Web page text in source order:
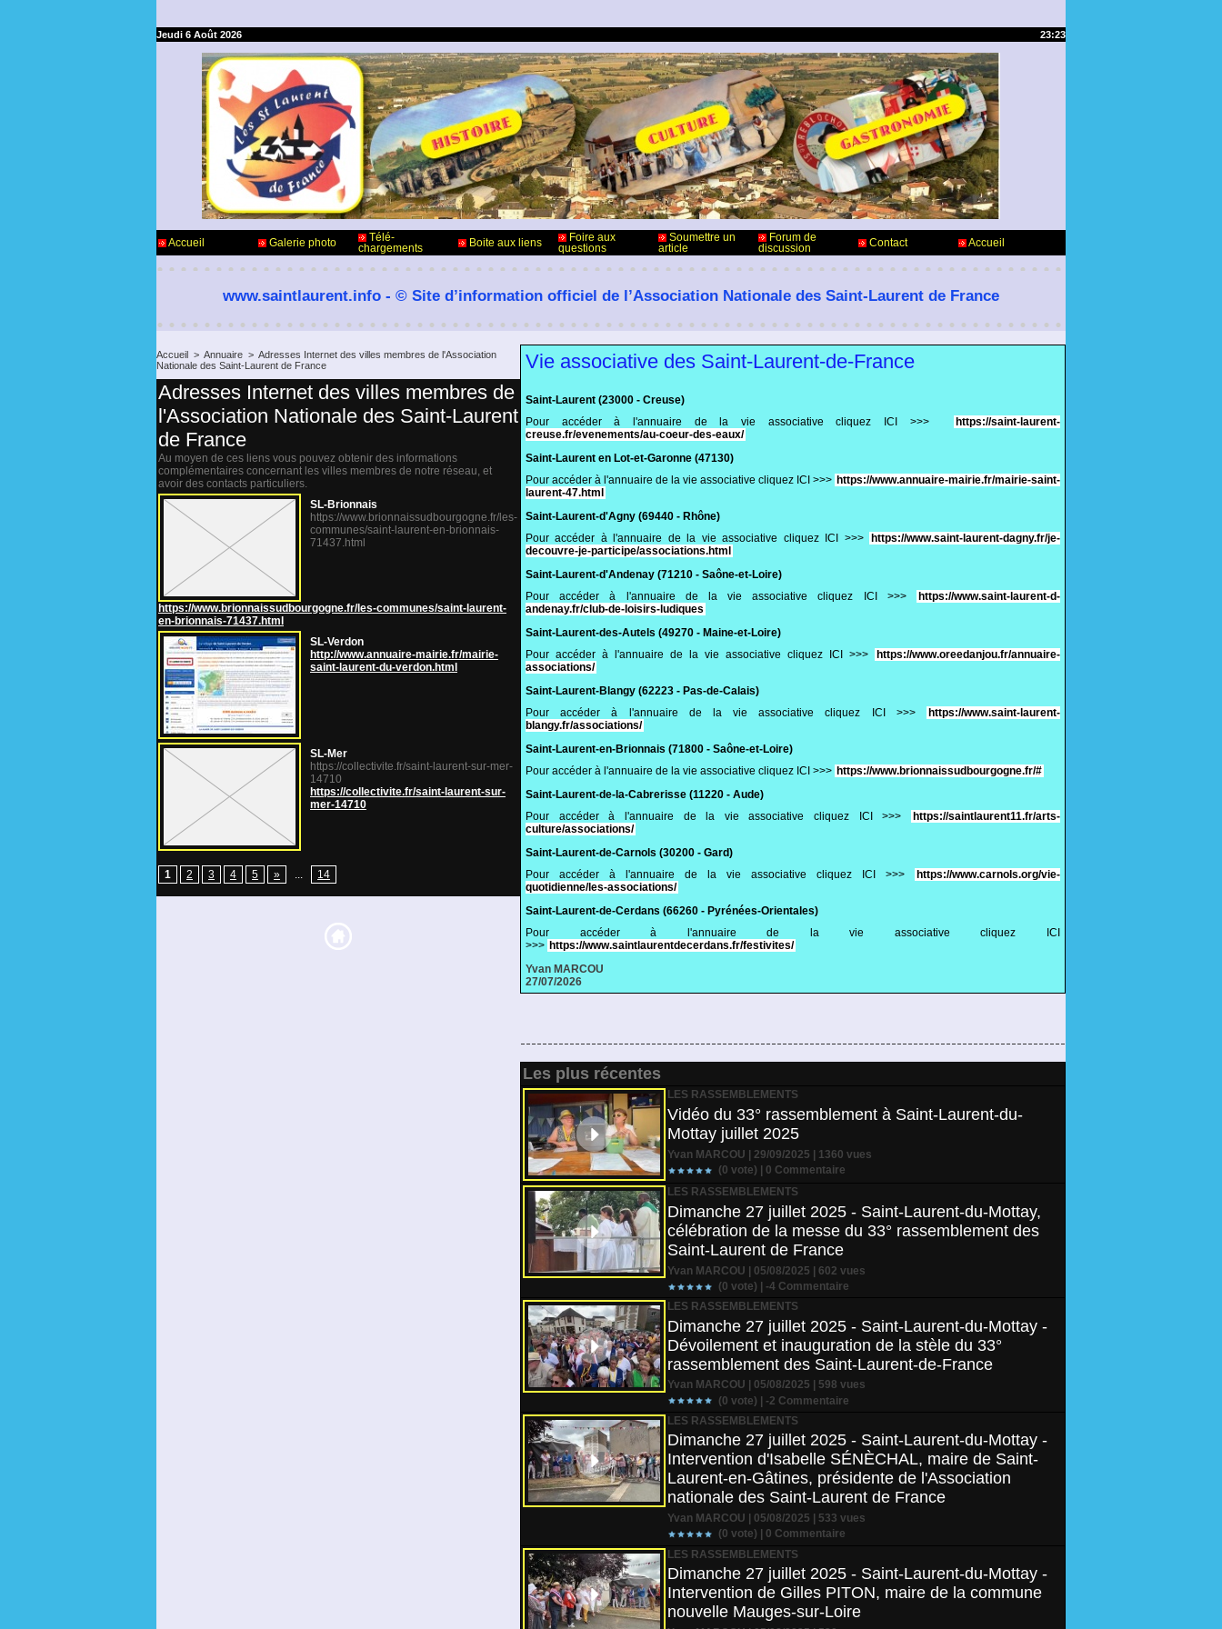
Jeudi 6 Août 2026 23:23
Accueil Galerie photo
Télé-
chargements
Boite aux liens
Foire aux
questions
Soumettre un
article
Forum de
discussion
Contact Accueil
www.saintlaurent.info - © Site d’information officiel de l’Association Nationale des Saint-Laurent de France
Accueil > Annuaire > Adresses Internet des villes membres de l'Association
Nationale des Saint-Laurent de France
Adresses Internet des villes membres de
l'Association Nationale des Saint-Laurent
de France
Au moyen de ces liens vous pouvez obtenir des informations
complémentaires concernant les villes membres de notre réseau, et
avoir des contacts particuliers.
SL-Brionnais
https://www.brionnaissudbourgogne.fr/les-
communes/saint-laurent-en-brionnais-
71437.html
https://www.brionnaissudbourgogne.fr/les-communes/saint-laurent-
en-brionnais-71437.html
SL-Verdon
http://www.annuaire-mairie.fr/mairie-
saint-laurent-du-verdon.html
SL-Mer
https://collectivite.fr/saint-laurent-sur-mer-
14710
https://collectivite.fr/saint-laurent-sur-
mer-14710
1 2 3 4 5 » ... 14
Vie associative des Saint-Laurent-de-France
Saint-Laurent (23000 - Creuse)
Pour accéder à l'annuaire de la vie associative cliquez ICI >>>
https://saint-laurent-
creuse.fr/evenements/au-coeur-des-eaux/
Saint-Laurent en Lot-et-Garonne (47130)
Pour accéder à l'annuaire de la vie associative cliquez ICI >>> https://www.annuaire-mairie.fr/mairie-saint-
laurent-47.html
Saint-Laurent-d'Agny (69440 - Rhône)
Pour accéder à l'annuaire de la vie associative cliquez ICI >>>
https://www.saint-laurent-dagny.fr/je-
decouvre-je-participe/associations.html
Saint-Laurent-d'Andenay (71210 - Saône-et-Loire)
Pour accéder à l'annuaire de la vie associative cliquez ICI >>>
https://www.saint-laurent-d-
andenay.fr/club-de-loisirs-ludiques
Saint-Laurent-des-Autels (49270 - Maine-et-Loire)
Pour accéder à l'annuaire de la vie associative cliquez ICI >>>
https://www.oreedanjou.fr/annuaire-
associations/
Saint-Laurent-Blangy (62223 - Pas-de-Calais)
Pour accéder à l'annuaire de la vie associative cliquez ICI >>>
https://www.saint-laurent-
blangy.fr/associations/
Saint-Laurent-en-Brionnais (71800 - Saône-et-Loire)
Pour accéder à l'annuaire de la vie associative cliquez ICI >>> https://www.brionnaissudbourgogne.fr/#
Saint-Laurent-de-la-Cabrerisse (11220 - Aude)
Pour accéder à l'annuaire de la vie associative cliquez ICI >>>
https://saintlaurent11.fr/arts-
culture/associations/
Saint-Laurent-de-Carnols (30200 - Gard)
Pour accéder à l'annuaire de la vie associative cliquez ICI >>>
https://www.carnols.org/vie-
quotidienne/les-associations/
Saint-Laurent-de-Cerdans (66260 - Pyrénées-Orientales)
Pour accéder à l'annuaire de la vie associative cliquez ICI
>>> https://www.saintlaurentdecerdans.fr/festivites/
Yvan MARCOU
27/07/2026
Les plus récentes
LES RASSEMBLEMENTS
Vidéo du 33° rassemblement à Saint-Laurent-du-
Mottay juillet 2025
Yvan MARCOU | 29/09/2025 | 1360 vues
(0 vote) | 0 Commentaire
LES RASSEMBLEMENTS
Dimanche 27 juillet 2025 - Saint-Laurent-du-Mottay,
célébration de la messe du 33° rassemblement des
Saint-Laurent de France
Yvan MARCOU | 05/08/2025 | 602 vues
(0 vote) | -4 Commentaire
LES RASSEMBLEMENTS
Dimanche 27 juillet 2025 - Saint-Laurent-du-Mottay -
Dévoilement et inauguration de la stèle du 33°
rassemblement des Saint-Laurent-de-France
Yvan MARCOU | 05/08/2025 | 598 vues
(0 vote) | -2 Commentaire
LES RASSEMBLEMENTS
Dimanche 27 juillet 2025 - Saint-Laurent-du-Mottay -
Intervention d'Isabelle SÉNÈCHAL, maire de Saint-
Laurent-en-Gâtines, présidente de l'Association
nationale des Saint-Laurent de France
Yvan MARCOU | 05/08/2025 | 533 vues
(0 vote) | 0 Commentaire
LES RASSEMBLEMENTS
Dimanche 27 juillet 2025 - Saint-Laurent-du-Mottay -
Intervention de Gilles PITON, maire de la commune
nouvelle Mauges-sur-Loire